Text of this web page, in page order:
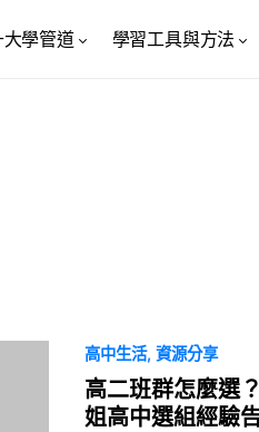
大學管道 學習工具與方法
高中生活 資源分享
高二班群怎麼選
姐高中選組經驗